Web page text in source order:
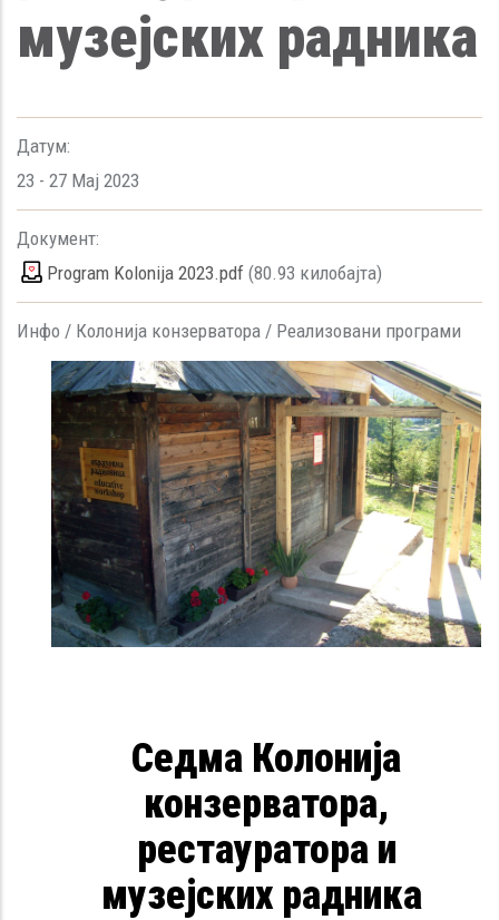
музејских радника
Датум:
23 - 27 Мај 2023
Документ:
Program Kolonija 2023.pdf (80.93 килобајта)
Инфо / Колонија конзерватора / Реализовани програми
Седма Колонија
конзерватора,
рестауратора и
музејских радника